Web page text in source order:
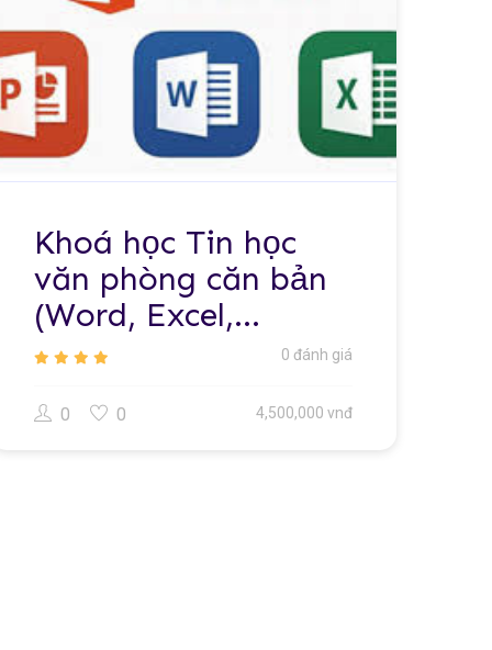
Khoá học Tin học
văn phòng căn bản
(Word, Excel,
Powerpoint)
0 đánh giá
0 0 4,500,000 vnđ